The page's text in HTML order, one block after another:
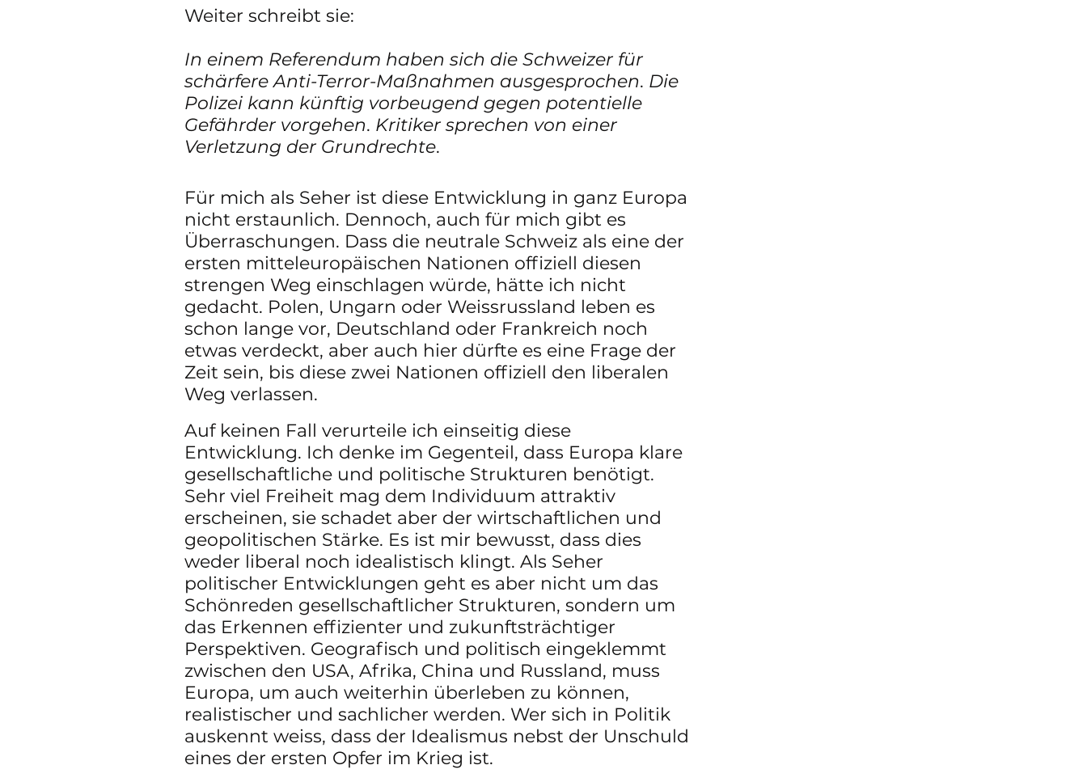
Weiter schreibt sie:
In einem Referendum haben sich die Schweizer für
schärfere Anti-Terror-Maßnahmen ausgesprochen. Die
Polizei kann künftig vorbeugend gegen potentielle
Gefährder vorgehen. Kritiker sprechen von einer
Verletzung der Grundrechte.
Für mich als Seher ist diese Entwicklung in ganz Europa
nicht erstaunlich. Dennoch, auch für mich gibt es
Überraschungen. Dass die neutrale Schweiz als eine der
ersten mitteleuropäischen Nationen offiziell diesen
strengen Weg einschlagen würde, hätte ich nicht
gedacht. Polen, Ungarn oder Weissrussland leben es
schon lange vor, Deutschland oder Frankreich noch
etwas verdeckt, aber auch hier dürfte es eine Frage der
Zeit sein, bis diese zwei Nationen offiziell den liberalen
Weg verlassen.
Auf keinen Fall verurteile ich einseitig diese
Entwicklung. Ich denke im Gegenteil, dass Europa klare
gesellschaftliche und politische Strukturen benötigt.
Sehr viel Freiheit mag dem Individuum attraktiv
erscheinen, sie schadet aber der wirtschaftlichen und
geopolitischen Stärke. Es ist mir bewusst, dass dies
weder liberal noch idealistisch klingt. Als Seher
politischer Entwicklungen geht es aber nicht um das
Schönreden gesellschaftlicher Strukturen, sondern um
das Erkennen effizienter und zukunftsträchtiger
Perspektiven. Geografisch und politisch eingeklemmt
zwischen den USA, Afrika, China und Russland, muss
Europa, um auch weiterhin überleben zu können,
realistischer und sachlicher werden. Wer sich in Politik
auskennt weiss, dass der Idealismus nebst der Unschuld
eines der ersten Opfer im Krieg ist.